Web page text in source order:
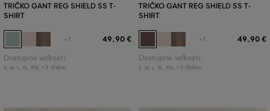
TRIČKO GANT REG SHIELD SS T-
SHIRT
+7 49,90 €
Dostupné veľkosti:
S, M L XL XXL +3 ďalšie
TRIČKO GANT REG SHIELD SS T-
SHIRT
+7 49,90 €
Dostupné veľkosti:
S, M L XL XXL +3 ďalšie